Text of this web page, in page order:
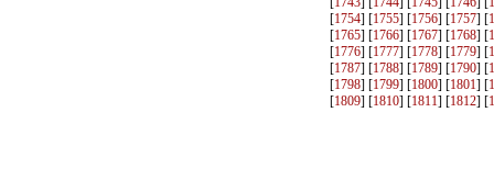
[1754] [1755] [1756] [1757] [
[1765] [1766] [1767] [1768] [
[1776] [1777] [1778] [1779] [
[1787] [1788] [1789] [1790] [
[1798] [1799] [1800] [1801] [
[1809] [1810] [1811] [1812] [